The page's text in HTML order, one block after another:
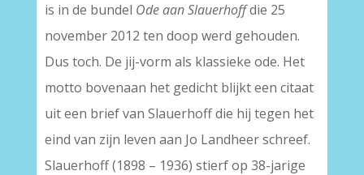
is in de bundel Ode aan Slauerhoffdie 25
november 2012 ten doop werd gehouden.
Dus toch. De jij-vorm als klassieke ode. Het
motto bovenaan het gedicht blijkt een citaat
uit een brief van Slauerhoff die hij tegen het
eind van zijn leven aan Jo Landheer schreef.
Slauerhoff (1898 – 1936) stierf op 38-jarige